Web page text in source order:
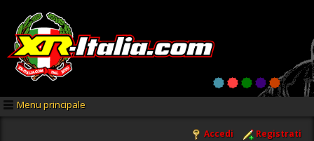
Menu principale
Accedi Registrati